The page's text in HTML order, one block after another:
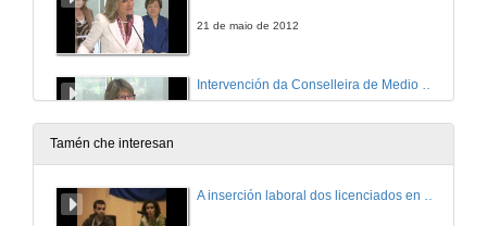
21 de maio de 2012
Intervención da Conselleira de Medio Rural e do Mar
21 de maio de 2012
Tamén che interesan
A inserción laboral dos licenciados en Ciencias do Mar: a carreira investigadora